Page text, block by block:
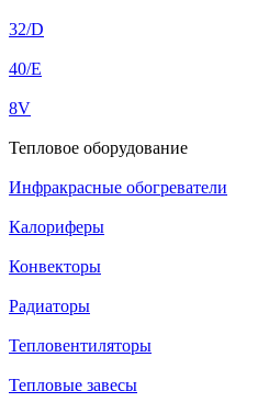
32/D
40/E
8V
Тепловое оборудование
Инфракрасные обогреватели
Калориферы
Конвекторы
Радиаторы
Тепловентиляторы
Тепловые завесы